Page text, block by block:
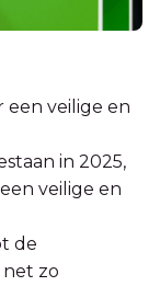
veilige en
in 2025,
veilige en
de
net zo